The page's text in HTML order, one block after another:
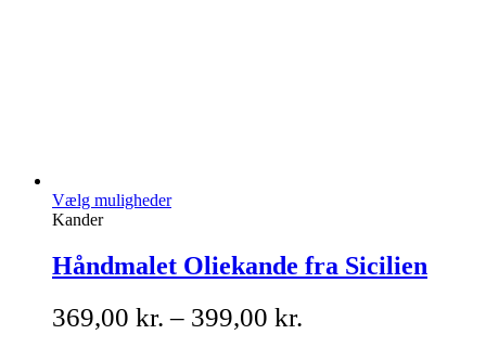
Vælg muligheder
Kander
Håndmalet Oliekande fra Sicilien
369,00 kr. – 399,00 kr.